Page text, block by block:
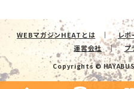
WEBマガジンHEATとは レポ
運営会社
プ
Copyrights ©